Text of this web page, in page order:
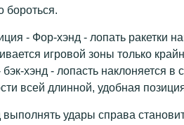
бороться.
- Фор-хэнд - лопать ракетки
игровой зоны только
хэнд - лопасть наклоняется в
всей длинной, удобная
удары справа